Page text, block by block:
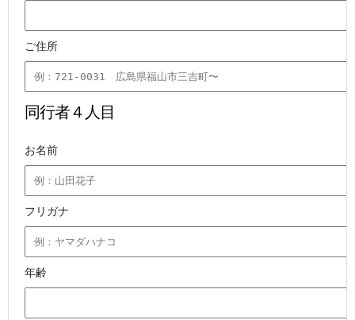
ご住所
同行者４人目
お名前
フリガナ
年齢